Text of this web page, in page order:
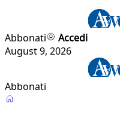
Abbonati
Accedi
August 9, 2026
Abbonati